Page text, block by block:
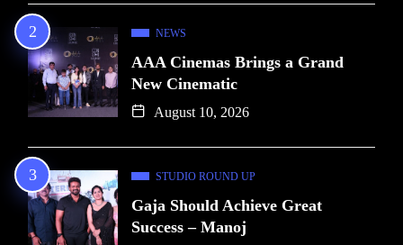
NEWS
AAA Cinemas Brings a Grand
New Cinematic
August 10, 2026
STUDIO ROUND UP
Gaja Should Achieve Great
Success – Manoj